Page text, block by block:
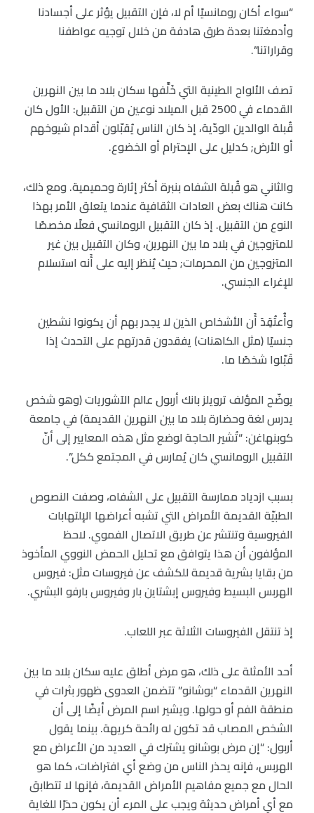
“سواء أكان رومانسيًا أم لا، فإن التقبيل يؤثر على أجسادنا
وأدمغتنا بعدة طرق هادفة من خلال توجيه عواطفنا
وقراراتنا”.
تصف الألواح الطينية التي خَلَّفها سكان بلاد ما بين النهرين
القدماء في 2500 قبل الميلاد نوعين من التقبيل: الأول كان
قُبلة الوالدين الودّية، إذ كان الناس يُقبّلون أقدام شيوخهم
أو الأرض; كدليل على الإحترام أو الخضوع.
والثاني هو قُبلة الشفاه بنبرة أكثر إثارة وحميمية. ومع ذلك،
كانت هناك بعض العادات الثقافية عندما يتعلق الأمر بهذا
النوع من التقبيل. إذ كان التقبيل الرومانسي فعلًا مخصصًا
للمتزوجين في بلاد ما بين النهرين، وكان التقبيل بين غير
المتزوجين من المحرمات; حيث يُنظر إليه على أَنه استسلام
للإغراء الجنسي.
وأُعتُقِدَ أَن الأشخاص الذين لا يجدر بهم أن يكونوا نشطين
جنسيًا (مثل الكاهنات) يفقدون قدرتهم على التحدث إذا
قَبّلوا شخصًا ما.
يوضّح المؤلف ترويلز بانك أربول عالم الآشوريات (وهو شخص
يدرس لغة وحضارة بلاد ما بين النهرين القديمة) في جامعة
كوبنهاغن: “تُشير الحاجة لوضع مثل هذه المعايير إلى أنّ
التقبيل الرومانسي كان يُمارس في المجتمع ككل”.
بسبب ازدياد ممارسة التقبيل على الشفاه، وصفت النصوص
الطبيّة القديمة الأمراض التي تشبه أعراضها الإلتهابات
الفيروسية وتنتشر عن طريق الاتصال الفموي. لاحظ
المؤلفون أن هذا يتوافق مع تحليل الحمض النووي المأخوذ
من بقايا بشرية قديمة للكشف عن فيروسات مثل: فيروس
الهربس البسيط وفيروس إبشتاين بار وفيروس بارفو البشري.
إذ تنتقل الفيروسات الثلاثة عبر اللعاب.
أحد الأمثلة على ذلك، هو مرض أطلق عليه سكان بلاد ما بين
النهرين القدماء “بوشانو” تتضمن العدوى ظهور بثرات في
منطقة الفم أو حولها. ويشير اسم المرض أيضًا إلى أن
الشخص المصاب قد تكون له رائحة كريهة. بينما يقول
أربول: “إن مرض بوشانو يشترك في العديد من الأعراض مع
الهربس، فإنه يحذر الناس من وضع أي افتراضات، كما هو
الحال مع جميع مفاهيم الأمراض القديمة، فإنها لا تتطابق
مع أي أمراض حديثة ويجب على المرء أن يكون حذرًا للغاية